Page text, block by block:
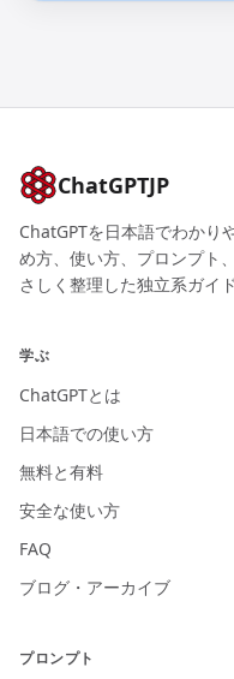
ChatGPTJP
ChatGPTを日本語でわかり
め方、使い方、プロンプト
さしく整理した独立系ガイド
学ぶ
ChatGPTとは
日本語での使い方
無料と有料
安全な使い方
FAQ
ブログ・アーカイブ
プロンプト